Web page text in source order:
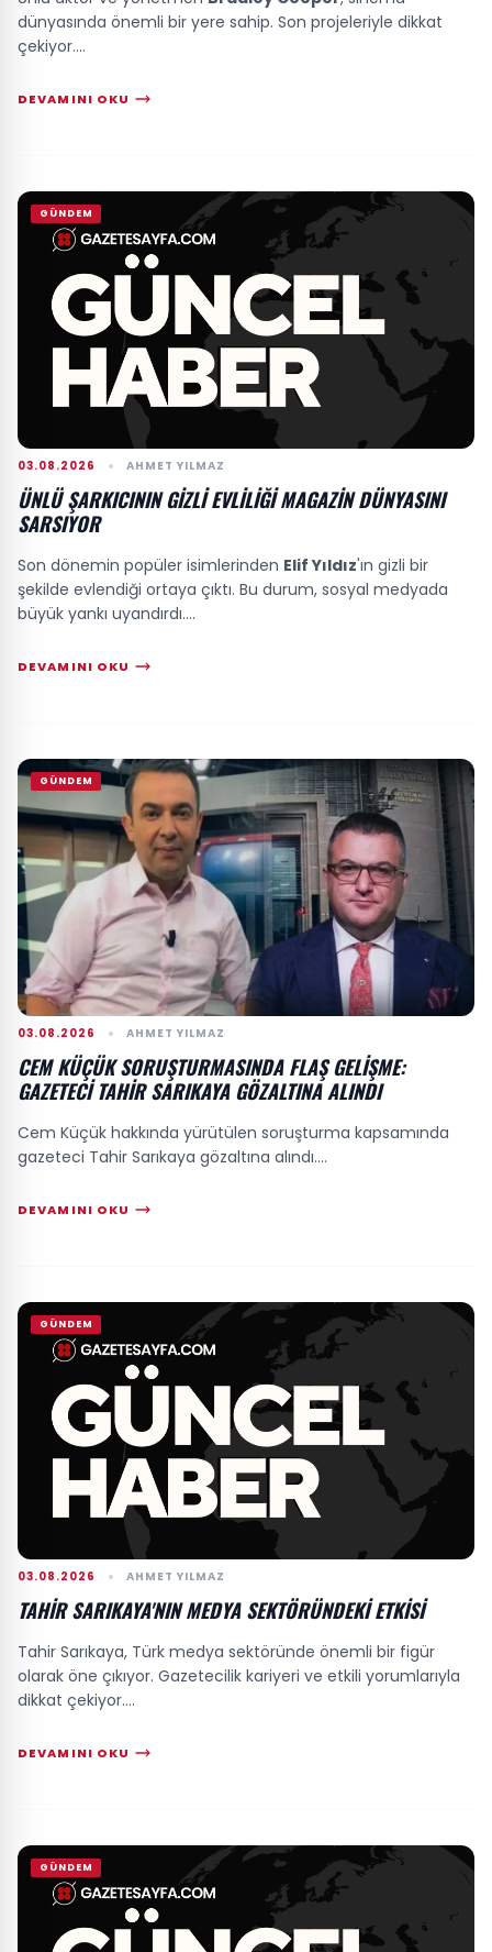
dünyasında önemli bir yere sahip. Son projeleriyle dikkat
çekiyor....
DEVAMINI OKU
GÜNDEM
03.08.2026 AHMET YILMAZ
ÜNLÜ ŞARKICININ GIZLI EVLILIĞI MAGAZIN DÜNYASINI
SARSIYOR
Son dönemin popüler isimlerinden Elif Yıldız'ın gizli bir
şekilde evlendiği ortaya çıktı. Bu durum, sosyal medyada
büyük yankı uyandırdı....
DEVAMINI OKU
GÜNDEM
03.08.2026 AHMET YILMAZ
CEM KÜÇÜK SORUŞTURMASINDA FLAŞ GELIŞME:
GAZETECI TAHIR SARIKAYA GÖZALTINA ALINDI
Cem Küçük hakkında yürütülen soruşturma kapsamında
gazeteci Tahir Sarıkaya gözaltına alındı....
DEVAMINI OKU
GÜNDEM
03.08.2026 AHMET YILMAZ
TAHIR SARIKAYA'NIN MEDYA SEKTÖRÜNDEKI ETKISI
Tahir Sarıkaya, Türk medya sektöründe önemli bir figür
olarak öne çıkıyor. Gazetecilik kariyeri ve etkili yorumlarıyla
dikkat çekiyor....
DEVAMINI OKU
GÜNDEM